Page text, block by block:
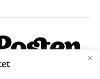
på nätet. Med